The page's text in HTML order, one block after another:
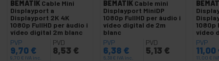
BEMATIK Cable Mini
Displayport a
Displayport 2K 4K
1080p FullHD per àudio i
vídeo digital 2m blanc
PVP
9,70 €
9,70 € IVA inc.
PVD
8,53 €
BEMATIK Cable mini
Displayport MiniDP
1080p FullHD per àudio i
vídeo digital de 2m
blanc
PVP
6,38 €
6,38 € IVA inc.
PVD
5,13 €
1080p
vídeo
PVP
11,00
11,00 €